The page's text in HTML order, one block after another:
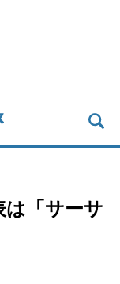
「サーサ